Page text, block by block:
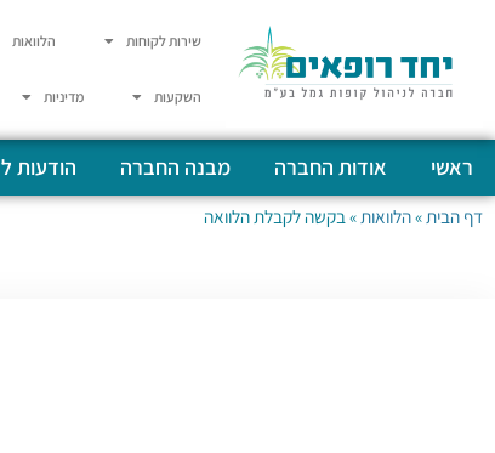
שירות לקוחות הלוואות
השקעות מדיניות
ראשי אודות החברה מבנה החברה הודעות
דף הבית »הלוואות » בקשה לקבלת הלוואה